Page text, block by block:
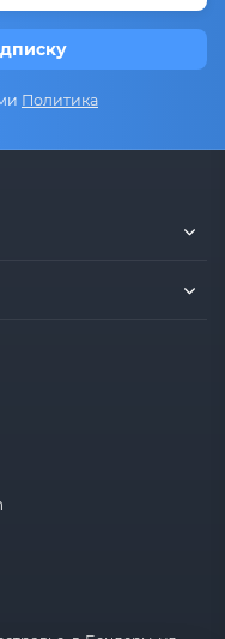
Политика